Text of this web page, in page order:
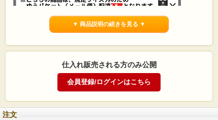
ビニ板 カッティングマット
▼ 商品説明の続きを見る ▼
仕入れ販売される方のみ公開
注文